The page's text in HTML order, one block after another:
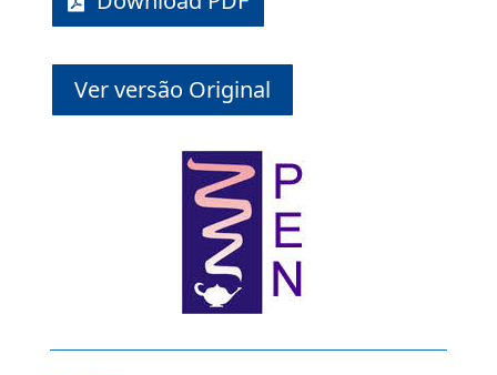
Ver versão Original